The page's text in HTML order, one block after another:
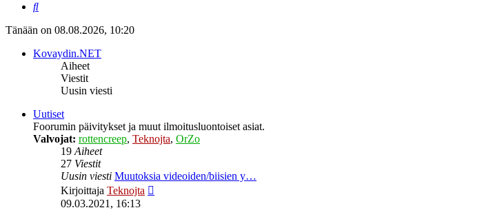
Etsi
Tänään on 08.08.2026, 10:20
Kovaydin.NET
Aiheet
Viestit
Uusin viesti
Uutiset
Foorumin päivitykset ja muut ilmoitusluontoiset asiat.
Valvojat: rottencreep, Teknojta, OrZo
19Aiheet
27 Viestit
Uusin viesti Muutoksia videoiden/biisien y…
Kirjoittaja Teknojta
09.03.2021, 16:13